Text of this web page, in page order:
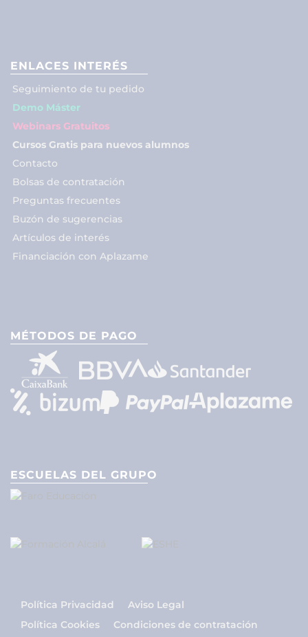
ENLACES INTERÉS
Seguimiento de tu pedido
Demo Máster
Webinars Gratuitos
Cursos Gratis para nuevos alumnos
Contacto
Bolsas de contratación
Preguntas frecuentes
Buzón de sugerencias
Artículos de interés
Financiación con Aplazame
MÉTODOS DE PAGO
ESCUELAS DEL GRUPO
Política Privacidad
Aviso Legal
Política Cookies
Condiciones de contratación